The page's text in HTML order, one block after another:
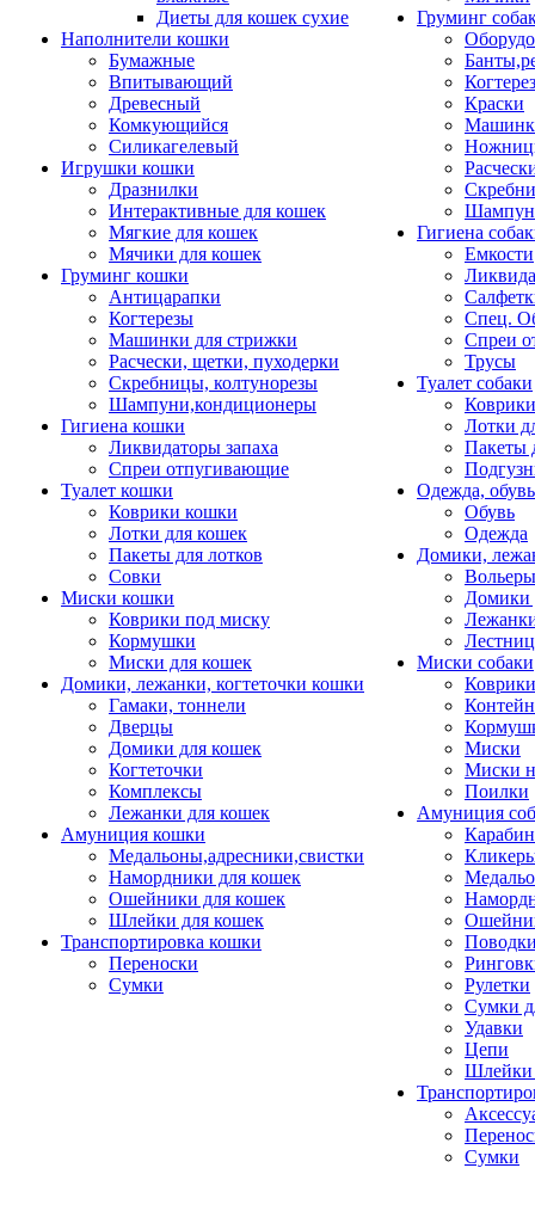
Диеты для кошек сухие
Наполнители кошки
Бумажные
Впитывающий
Древесный
Комкующийся
Силикагелевый
Игрушки кошки
Дразнилки
Интерактивные для кошек
Мягкие для кошек
Мячики для кошек
Груминг кошки
Антицарапки
Когтерезы
Машинки для стрижки
Расчески, щетки, пуходерки
Скребницы, колтунорезы
Шампуни,кондиционеры
Гигиена кошки
Ликвидаторы запаха
Спреи отпугивающие
Туалет кошки
Коврики кошки
Лотки для кошек
Пакеты для лотков
Совки
Миски кошки
Коврики под миску
Кормушки
Миски для кошек
Домики, лежанки, когтеточки кошки
Гамаки, тоннели
Дверцы
Домики для кошек
Когтеточки
Комплексы
Лежанки для кошек
Амуниция кошки
Медальоны,адресники,свистки
Намордники для кошек
Ошейники для кошек
Шлейки для кошек
Транспортировка кошки
Переноски
Сумки
Груминг
Краски
Гигиена
Емкости
Спец.
Спреи
Трусы
Туалет собаки
Коврики
Лотки
Пакеты
Одежда, обувь
Обувь
Одежда
Домики,
Домики
Миски собаки
Миски
Миски
Поилки
Амуниция
Рулетки
Сумки
Удавки
Цепи
Шлейки
Сумки